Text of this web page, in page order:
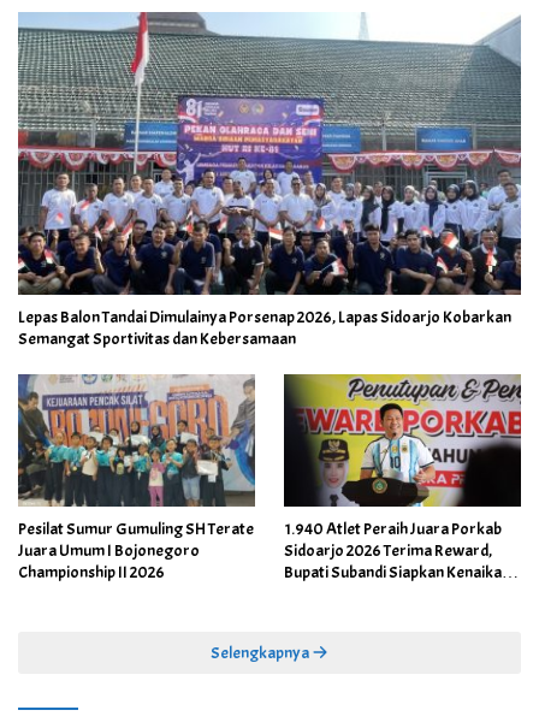
Lepas Balon Tandai Dimulainya Porsenap 2026, Lapas Sidoarjo Kobarkan
Semangat Sportivitas dan Kebersamaan
Pesilat Sumur Gumuling SH Terate
Juara Umum I Bojonegoro
Championship II 2026
1.940 Atlet Peraih Juara Porkab
Sidoarjo 2026 Terima Reward,
Bupati Subandi Siapkan Kenaikan
Selengkapnya